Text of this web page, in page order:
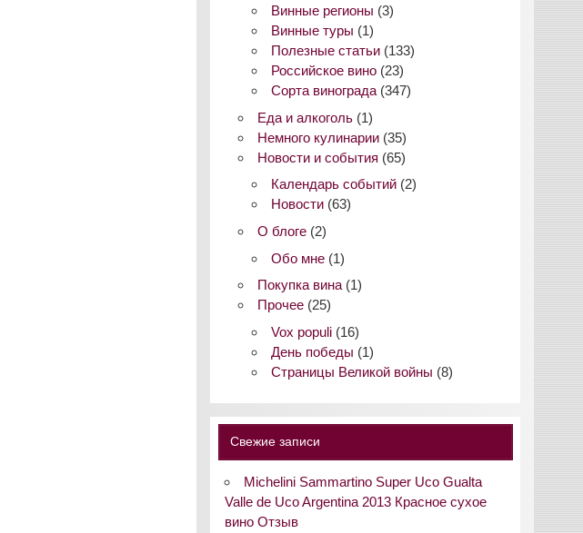
Винные регионы (3)
Винные туры (1)
Полезные статьи (133)
Российское вино (23)
Сорта винограда (347)
Еда и алкоголь (1)
Немного кулинарии (35)
Новости и события (65)
Календарь событий (2)
Новости (63)
О блоге (2)
Обо мне (1)
Покупка вина (1)
Прочее (25)
Vox populi (16)
День победы (1)
Страницы Великой войны (8)
Свежие записи
Michelini Sammartino Super Uco Gualta
Valle de Uco Argentina 2013 Красное сухое
вино Отзыв